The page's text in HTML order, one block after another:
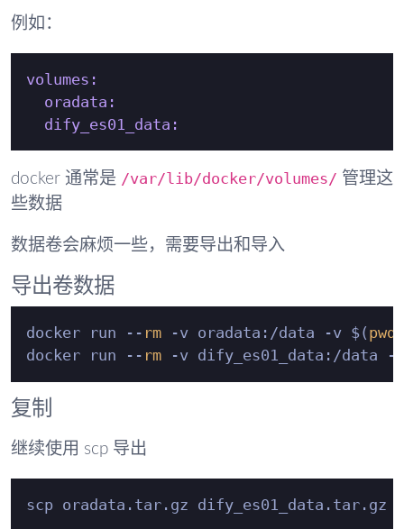
例如：
volumes:
oradata:
dify_es01_data:
docker 通常是 /var/lib/docker/volumes/ 管理这
些数据
数据卷会麻烦一些，需要导出和导入
导出卷数据
docker run -- rm -v oradata:/data -v $( pwd
docker run -- rm -v dify_es01_data:/data -
复制
继续使用 scp 导出